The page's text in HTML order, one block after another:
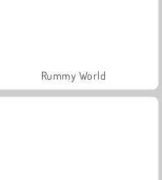
Rummy World